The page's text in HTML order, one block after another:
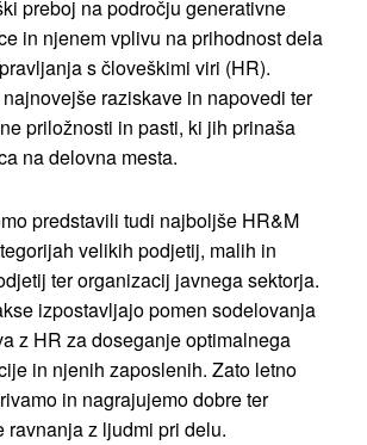
preboj na področju generativne
in njenem vplivu na prihodnost dela
s človeškimi viri (HR).
raziskave in napovedi ter
priložnosti in pasti, ki jih prinaša
na delovna mesta.
predstavili tudi najboljše HR&M
velikih podjetij, malih in
ter organizacij javnega sektorja.
izpostavljajo pomen sodelovanja
z HR za doseganje optimalnega
in njenih zaposlenih. Zato letno
in nagrajujemo dobre ter
ravnanja z ljudmi pri delu.